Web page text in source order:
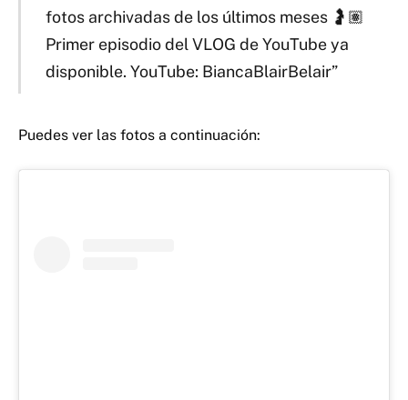
fotos archivadas de los últimos meses 🤰🏽
Primer episodio del VLOG de YouTube ya
disponible. YouTube: BiancaBlairBelair”
Puedes ver las fotos a continuación: